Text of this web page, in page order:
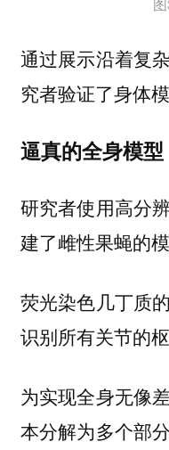
通过展示沿着复
究者验证了身体
逼真的全身模型
研究者使用高分
建了雌性果蝇的
荧光染色几丁质
识别所有关节的
为实现全身无像
本分解为多个部